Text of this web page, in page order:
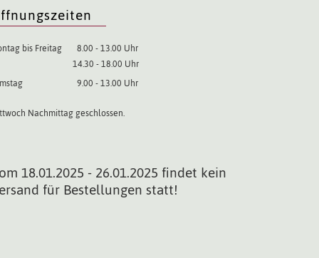
bis Freitag
8.00 - 13.00 Uhr
14.30 - 18.00 Uhr
9.00 - 13.00 Uhr
Nachmittag geschlossen.
18.01.2025 - 26.01.2025 findet kein
für Bestellungen statt!